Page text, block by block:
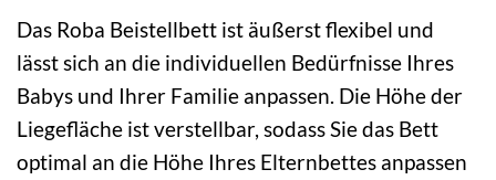
Das Roba Beistellbett ist äußerst flexibel und
lässt sich an die individuellen Bedürfnisse Ihres
Babys und Ihrer Familie anpassen. Die Höhe der
Liegefläche ist verstellbar, sodass Sie das Bett
optimal an die Höhe Ihres Elternbettes anpassen